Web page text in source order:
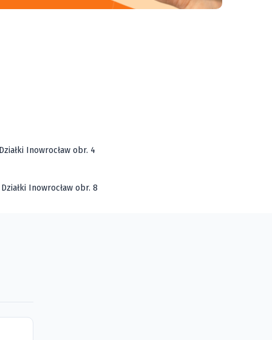
Inowrocław obr. 4
Działki Inowrocław obr. 8